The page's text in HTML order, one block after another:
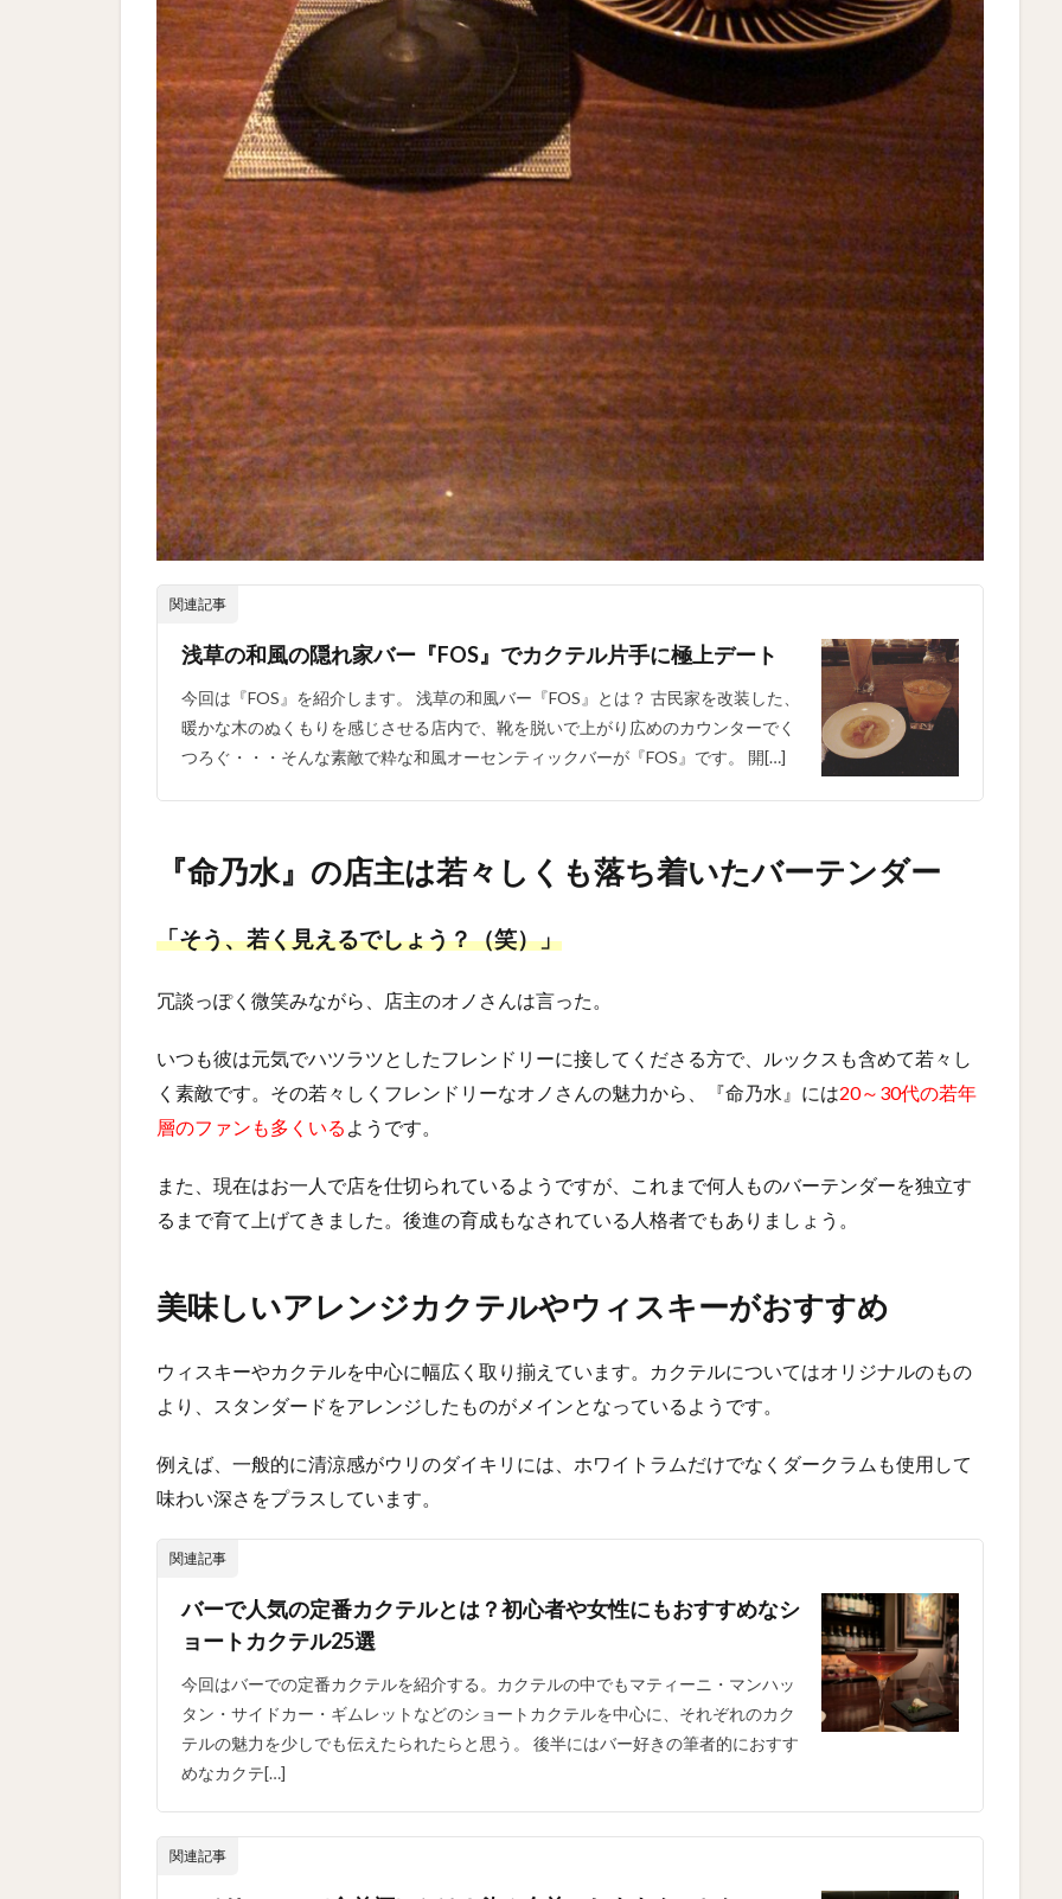
関連記事
浅草の和風の隠れ家バー『FOS』でカクテル片手に極上デート
今回は『FOS』を紹介します。 浅草の和風バー『FOS』とは？ 古民家を改装した、
暖かな木のぬくもりを感じさせる店内で、靴を脱いで上がり広めのカウンターでく
つろぐ・・・そんな素敵で粋な和風オーセンティックバーが『FOS』です。 開[…]
『命乃水』の店主は若々しくも落ち着いたバーテンダー
「そう、若く見えるでしょう？（笑）」
冗談っぽく微笑みながら、店主のオノさんは言った。
いつも彼は元気でハツラツとしたフレンドリーに接してくださる方で、ルックスも含めて若々し
く素敵です。その若々しくフレンドリーなオノさんの魅力から、『命乃水』には20～30代の若年
層のファンも多くいる ようです。
また、現在はお一人で店を仕切られているようですが、これまで何人ものバーテンダーを独立す
るまで育て上げてきました。後進の育成もなされている人格者でもありましょう。
美味しいアレンジカクテルやウィスキーがおすすめ
ウィスキーやカクテルを中心に幅広く取り揃えています。カクテルについてはオリジナルのもの
より、スタンダードをアレンジしたものがメインとなっているようです。
例えば、一般的に清涼感がウリのダイキリには、ホワイトラムだけでなくダークラムも使用して
味わい深さをプラスしています。
関連記事
バーで人気の定番カクテルとは？初心者や女性にもおすすめなシ
ョートカクテル25選
今回はバーでの定番カクテルを紹介する。カクテルの中でもマティーニ・マンハッ
タン・サイドカー・ギムレットなどのショートカクテルを中心に、それぞれのカク
テルの魅力を少しでも伝えたられたらと思う。 後半にはバー好きの筆者的におすす
めなカクテ[…]
関連記事